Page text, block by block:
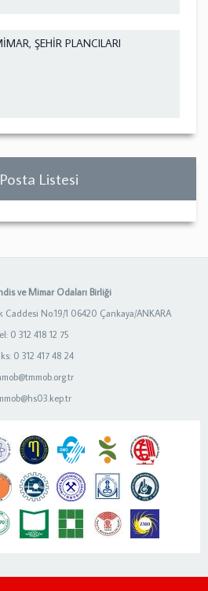
ŞEHİR PLANCILARI
Listesi
ve Mimar Odaları Birliği
No:19/1 06420 Çankaya/ANKARA
0 312 418 12 75
0 312 417 48 24